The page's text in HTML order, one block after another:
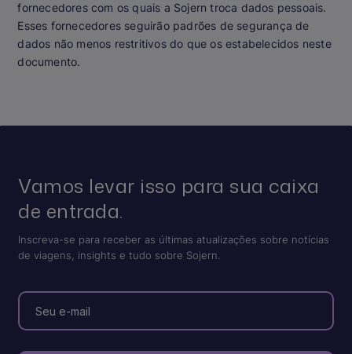
fornecedores com os quais a Sojern troca dados pessoais.
Esses fornecedores seguirão padrões de segurança de
dados não menos restritivos do que os estabelecidos neste
documento.
Vamos levar isso para sua caixa
de entrada.
Inscreva-se para receber as últimas atualizações sobre notícias
de viagens, insights e tudo sobre Sojern.